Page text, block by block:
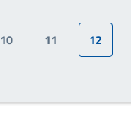
Pagina
10
Pagina
11
Pagina
12